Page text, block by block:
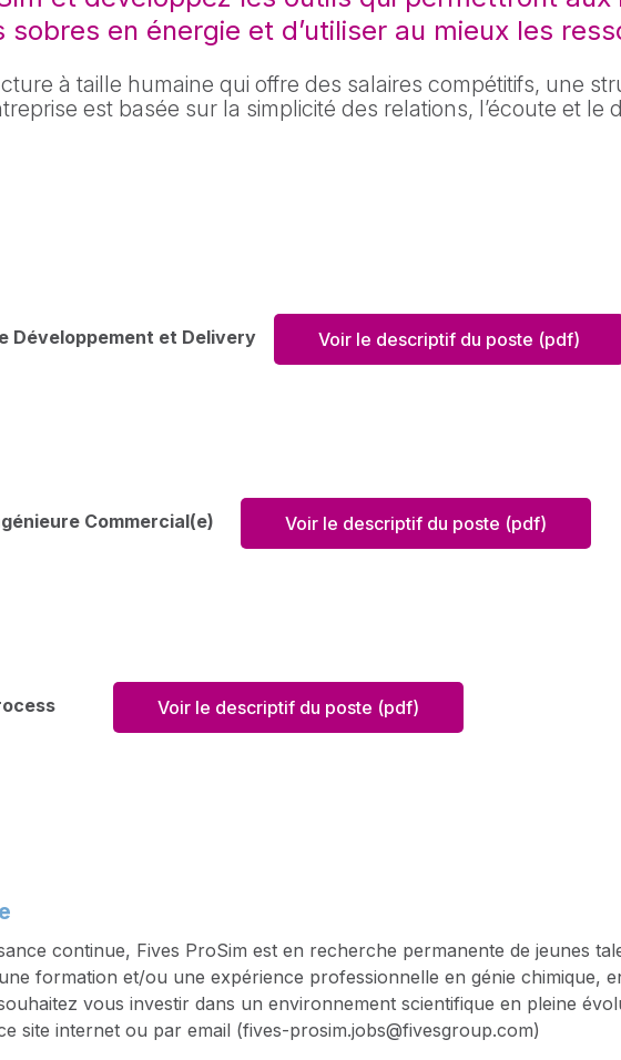
Echangeurs de chaleur
ProSec
sobres en énergie et d’utiliser au mieux les
à taille humaine qui offre des salaires compétitifs, une
est basée sur la simplicité des relations, l’écoute et le
Développement et Delivery Voir le descriptif du poste (pdf)
Commercial(e) Voir le descriptif du poste (pdf)
Voir le descriptif du poste (pdf)
continue, Fives ProSim est en recherche permanente de jeunes
formation et/ou une expérience professionnelle en génie chimique,
vous investir dans un environnement scientifique en pleine
site internet ou par email (fives-prosim.jobs@fivesgroup.com)